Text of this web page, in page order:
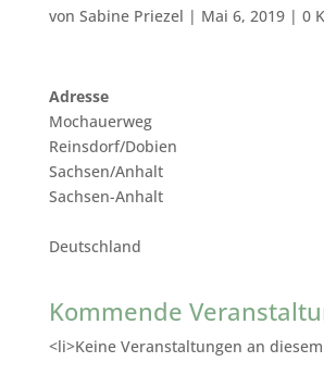
von Sabine Priezel | Mai 6, 2019| 0
Adresse
Mochauerweg
Reinsdorf/Dobien
Sachsen/Anhalt
Sachsen-Anhalt
Deutschland
Kommende
<li>Keine Veranstaltungen an